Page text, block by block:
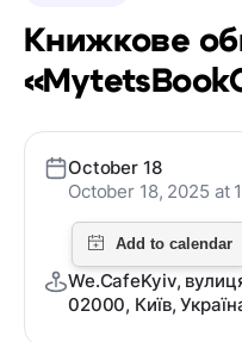
Книжкове
October 18
October 18, 2025 at
We.CafeKyiv,
02000, Київ,